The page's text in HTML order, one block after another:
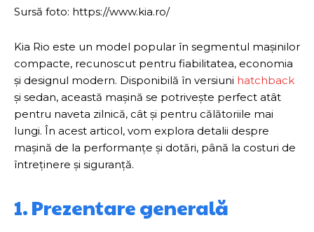
Sursă foto: https://www.kia.ro/
Kia Rio este un model popular în segmentul mașinilor
compacte, recunoscut pentru fiabilitatea, economia
și designul modern. Disponibilă în versiuni hatchback
și sedan, această mașină se potrivește perfect atât
pentru naveta zilnică, cât și pentru călătoriile mai
lungi. În acest articol, vom explora detalii despre
mașină de la performanțe și dotări, până la costuri de
întreținere și siguranță.
1. Prezentare generală